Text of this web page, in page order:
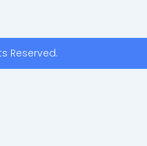
Reserved.